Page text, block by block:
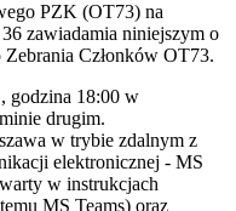
PZK (OT73) na
zawiadamia niniejszym o
Zebrania Członków OT73.
godzina 18:00 w
drugim.
w trybie zdalnym z
elektronicznej - MS
w instrukcjach
MS Teams) oraz